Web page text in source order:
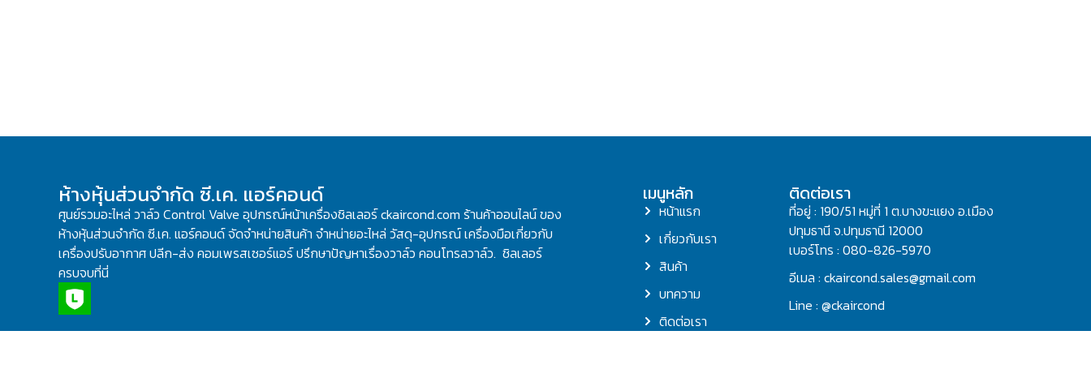
ห้างหุ้นส่วนจำกัด ซี.เค. แอร์คอนด์
ศูนย์รวมอะไหล่ วาล์ว Control Valve อุปกรณ์หน้าเครื่องชิลเลอร์ ckaircond.com ร้านค้าออนไลน์ ของ
ห้างหุ้นส่วนจำกัด ซี.เค. แอร์คอนด์ จัดจำหน่ายสินค้า จำหน่ายอะไหล่ วัสดุ-อุปกรณ์ เครื่องมือเกี่ยวกับ
เครื่องปรับอากาศ ปลีก-ส่ง คอมเพรสเซอร์แอร์ ปรึกษาปัญหาเรื่องวาล์ว คอนโทรลวาล์ว. ชิลเลอร์
ครบจบที่นี่
เมนูหลัก
หน้าแรก
เกี่ยวกับเรา
สินค้า
บทความ
ติดต่อเรา
ติดต่อเรา
ที่อยู่ : 190/51 หมู่ที่ 1 ต.บางขะแยง อ.เมือง
ปทุมธานี จ.ปทุมธานี 12000
เบอร์โทร : 080-826-5970
อีเมล : ckaircond.sales@gmail.com
Line : @ckaircond